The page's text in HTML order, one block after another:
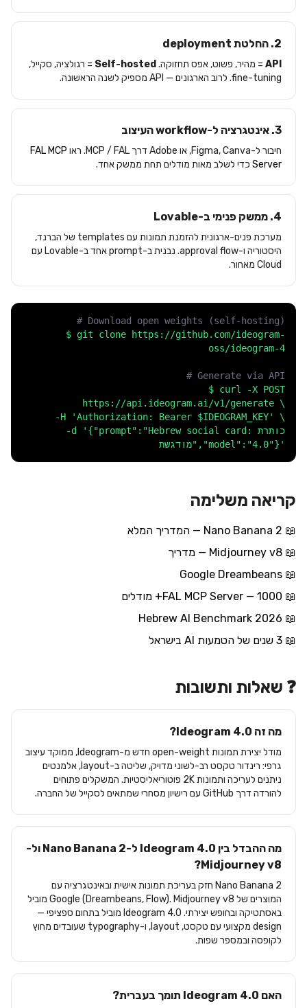
2. החלטת deployment
API = מהיר, פשוט, אפס תחזוקה. Self-hosted = רגולציה, סקייל,
fine-tuning. לרוב הארגונים — API מספיק לשנה הראשונה.
3. אינטגרציה ל-workflow העיצוב
חיבור ל-Figma, Canva, או Adobe דרך MCP / FAL. ראו
FAL MCP
Server כדי לשלב מאות מודלים תחת ממשק אחד.
4. ממשק פנימי ב-Lovable
מערכת פנים-ארגונית להזמנת תמונות עם templates של הברנד,
היסטוריה ו-approval flow. נבנית ב-prompt אחד ב-Lovable עם
Cloud מאחור.
# Download open weights (self-hosting)
$ git clone https://github.com/ideogram-
oss/ideogram-4
# Generate via API
$ curl -X POST
https://api.ideogram.ai/v1/generate \
-H
'Authorization: Bearer $IDEOGRAM_KEY'
\
-d
'{"prompt":"Hebrew social card: כותרת
מודגשת","model":"4.0"}'
קריאה משלימה
📖 Nano Banana 2 — המדריך המלא
📖 Midjourney v8 — מדריך
📖
Google Dreambeans
📖 FAL MCP Server — 1000+ מודלים
📖
Hebrew AI Benchmark 2026
📖 3 שנים של הטמעות AI בישראל
❓ שאלות ותשובות
מה זה Ideogram 4.0?
מודל יצירת תמונות open-weight חדש מ-Ideogram, ממוקד עיצוב
גרפי: רינדור טקסט רב-לשוני מדויק, שליטה ב-layout, אלמנטים
ניתנים לעריכה ותמונות 2K פוטוריאליסטיות. המשקלים פתוחים
להורדה דרך GitHub עם רישיון מסחרי שמתאים לסקייל של החברה.
מה ההבדל בין Ideogram 4.0 ל-Nano Banana 2 ול-
Midjourney v8?
Nano Banana 2 חזק בעריכת תמונות אישית ובאינטגרציה עם
המוצרים של Google (Dreambeans, Flow). Midjourney v8 מוביל
באסתטיקה ובחופש יצירתי. Ideogram 4.0 מוביל בתחום ספציפי —
design מקצועי עם טקסט, layout, ו-typography שעובדים מחוץ
לקופסה ובמספר שפות.
האם Ideogram 4.0 תומך בעברית?